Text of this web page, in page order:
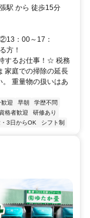
駅 から 徒歩15分
：00～17：
方！
するお仕事！☆ 税務
家庭での掃除の延長
重量物の扱いはあ
迎 早朝
学歴不問
格者歓迎
研修あり
3日からOK シフト制